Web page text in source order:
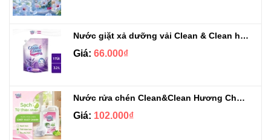
Nước giặt xả dưỡng vải Clean & Clean hương Violet 3.2kg
Giá: 66.000₫
Nước rửa chén Clean&Clean Hương Chanh Can 5L
Giá: 102.000₫